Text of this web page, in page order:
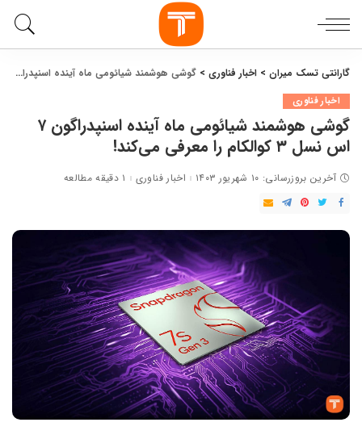
گارانتی تسک میران > اخبار فناوری > گوشی هوشمند شیائومی ماه آینده اسنپدراگون ۷ اس نسل ۳ کوالکام را معرفی می‌کند!
اخبار فناوری
گوشی هوشمند شیائومی ماه آینده اسنپدراگون ۷
اس نسل ۳ کوالکام را معرفی می‌کند!
آخرین بروزرسانی: ۱۰ شهریور ۱۴۰۳ اخبار فناوری ۱ دقیقه مطالعه